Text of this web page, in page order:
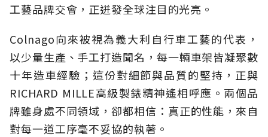
工藝品牌交會，正迸發全球注目的光亮。
Colnago向來被視為義大利自行車工藝的代表，
以少量生產、手工打造聞名，每一輛車架皆凝聚數
十年造車經驗；這份對細節與品質的堅持，正與
RICHARD MILLE高級製錶精神遙相呼應。兩個品
牌雖身處不同領域，卻都相信：真正的性能，來自
對每一道工序毫不妥協的執著。